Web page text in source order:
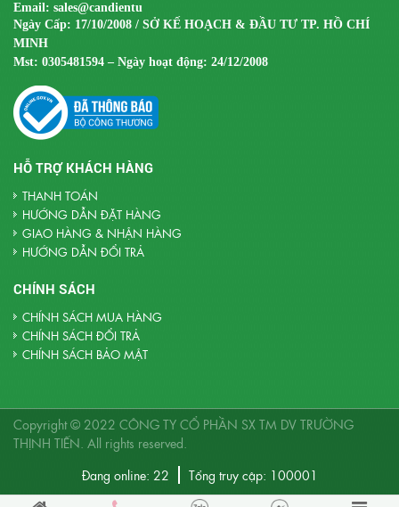
Email: sales@candientu
Ngày Cấp: 17/10/2008 / SỞ KẾ HOẠCH & ĐẦU TƯ TP. HỒ CHÍ
MINH
Mst: 0305481594 – Ngày hoạt động: 24/12/2008
HỖ TRỢ KHÁCH HÀNG
THANH TOÁN
HƯỚNG DẪN ĐẶT HÀNG
GIAO HÀNG & NHẬN HÀNG
HƯỚNG DẪN ĐỔI TRẢ
CHÍNH SÁCH
CHÍNH SÁCH MUA HÀNG
CHÍNH SÁCH ĐỔI TRẢ
CHÍNH SÁCH BẢO MẬT
Copyright © 2022 CÔNG TY CỔ PHẦN SX TM DV TRƯỜNG
THỊNH TIẾN . All rights reserved.
Đang online: 22 Tổng truy cập: 100001